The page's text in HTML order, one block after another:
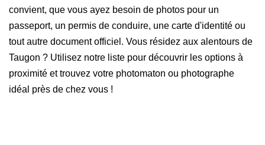
convient, que vous ayez besoin de photos pour un
passeport, un permis de conduire, une carte d'identité ou
tout autre document officiel. Vous résidez aux alentours de
Taugon ? Utilisez notre liste pour découvrir les options à
proximité et trouvez votre photomaton ou photographe
idéal près de chez vous !